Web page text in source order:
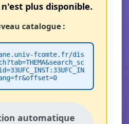
n'est plus disponible.
catalogue :
fcomte.fr/dis
automatique